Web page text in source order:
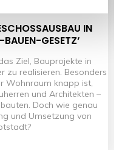
IN
BAUEN-GESETZ‘
Ziel, Bauprojekte in
zu realisieren. Besonders
Wohnraum knapp ist,
und Architekten –
Doch wie genau
und Umsetzung von